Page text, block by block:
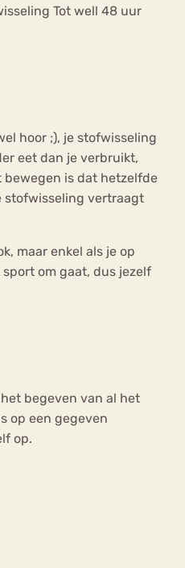
Tot well 48 uur
hoor ;), je stofwisseling
eet dan je verbruikt,
bewegen is dat hetzelfde
stofwisseling vertraagt
maar enkel als je op
om gaat, dus jezelf
begeven van al het
op een gegeven
op.